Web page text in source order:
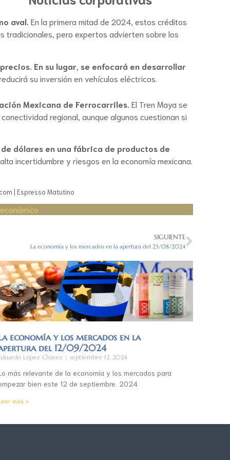
aval. En la primera mitad de 2024, estos créditos
tradicionales, pero expertos advierten sobre los
En su lugar, se enfocará en desarrollar
su inversión en vehículos eléctricos.
Mexicana de Ferrocarriles. El Tren Maya se
regional, aunque algunos cuestionan si
dólares en una fábrica de productos de
incertidumbre y riesgos en la economía mexicana.
| Espresso Matutino
SIGUIENTE
La economía y los mercados en la apertura del 23/08/2024
economía y los mercados en la
del 12/09/2024
López Chávez septiembre 12, 2024
más relevante de la economía y los mercados para
bien este 12 de septiembre, 2024
más »